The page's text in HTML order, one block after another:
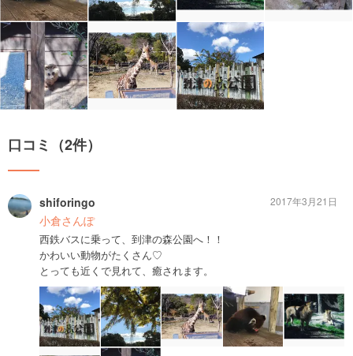
口コミ（2件）
shiforingo
小倉さんぽ
西鉄バスに乗って、到津の森公園へ！！
かわいい動物がたくさん♡
とっても近くで見れて、癒されます。
2017年3月21日